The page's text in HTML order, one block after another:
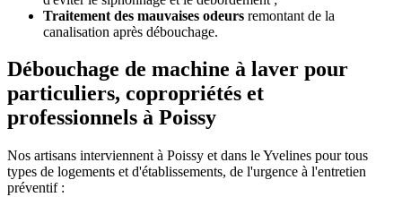
Traitement des mauvaises odeurs remontant de la
canalisation après débouchage.
Débouchage de machine à laver pour
particuliers, copropriétés et
professionnels à Poissy
Nos artisans interviennent à Poissy et dans le Yvelines pour tous
types de logements et d'établissements, de l'urgence à l'entretien
préventif :